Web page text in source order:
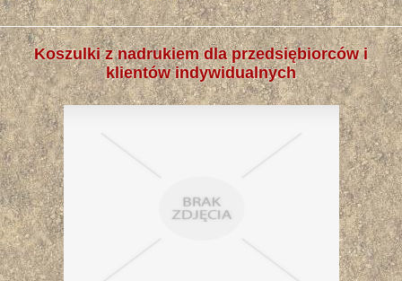
Koszulki z nadrukiem dla przedsiębiorców i
klientów indywidualnych